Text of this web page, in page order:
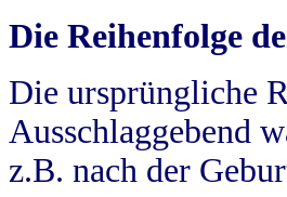
Die Reihenfolge
Die ursprüngliche
Ausschlaggebend
z.B. nach der